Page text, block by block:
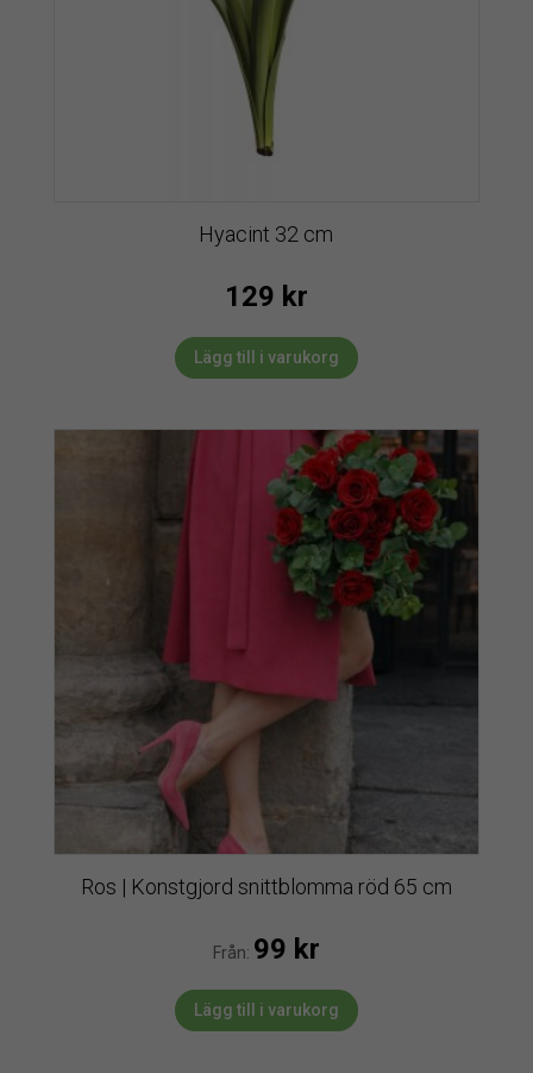
Hyacint 32 cm
129 kr
Lägg till i varukorg
Ros | Konstgjord snittblomma röd 65 cm
Från: 99 kr
Lägg till i varukorg